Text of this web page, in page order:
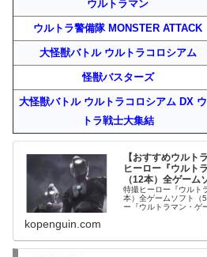
ウルトラマン
ウルトラ警備隊 MONSTER ATTACK
大怪獣バトル ウルトラコロシアム
怪獣バスターズ
大怪獣バトル ウルトラコロシアム DX
トラ戦士大集結
【おすすめウルト
ヒーロー『ウルト
（12本）全ゲー
特撮ヒーロー『ウルト
本）全ゲームソフト（
ー『ウルトラマン・ゲ
kopenguin.com